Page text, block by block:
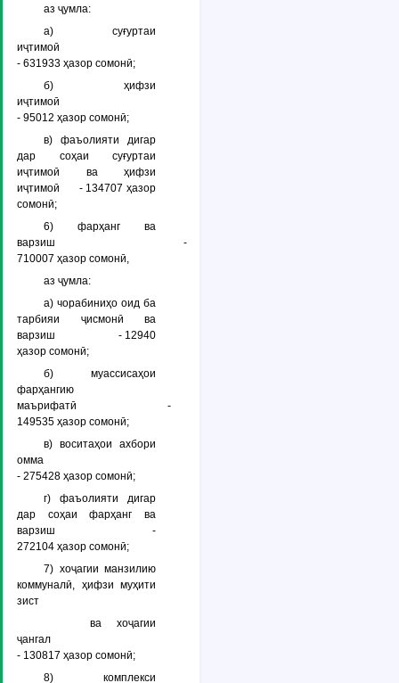
аз ҷумла:
а) суғуртаи
иҷтимоӣ
- 631933 ҳазор сомонӣ;
б) ҳифзи
иҷтимоӣ
- 95012 ҳазор сомонӣ;
в) фаъолияти дигар
дар соҳаи суғуртаи
иҷтимоӣ ва ҳифзи
иҷтимоӣ - 134707 ҳазор
сомонӣ;
6) фарҳанг ва
варзиш -
710007 ҳазор сомонӣ,
аз ҷумла:
а) чорабиниҳо оид ба
тарбияи ҷисмонӣ ва
варзиш - 12940
ҳазор сомонӣ;
б) муассисаҳои
фарҳангию
маърифатӣ -
149535 ҳазор сомонӣ;
в) воситаҳои ахбори
омма
- 275428 ҳазор сомонӣ;
г) фаъолияти дигар
дар соҳаи фарҳанг ва
варзиш -
272104 ҳазор сомонӣ;
7) хоҷагии манзилию
коммуналӣ, ҳифзи муҳити
зист
ва хоҷагии
ҷангал
- 130817 ҳазор сомонӣ;
8) комплекси